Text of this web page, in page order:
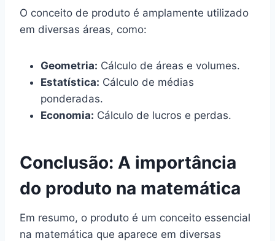
O conceito de produto é amplamente utilizado
em diversas áreas, como:
Geometria: Cálculo de áreas e volumes.
Estatística: Cálculo de médias
ponderadas.
Economia: Cálculo de lucros e perdas.
Conclusão: A importância
do produto na matemática
Em resumo, o produto é um conceito essencial
na matemática que aparece em diversas